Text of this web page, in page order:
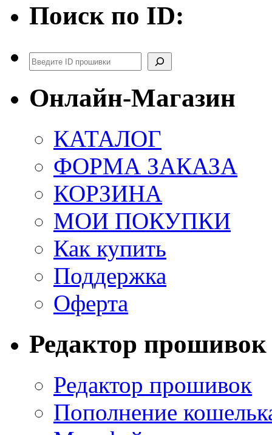
Поиск по ID:
Поиск
Онлайн-Магазин
КАТАЛОГ
ФОРМА ЗАКАЗА
КОРЗИНА
МОИ ПОКУПКИ
Как купить
Поддержка
Оферта
Редактор прошивок
Редактор прошивок
Пополнение